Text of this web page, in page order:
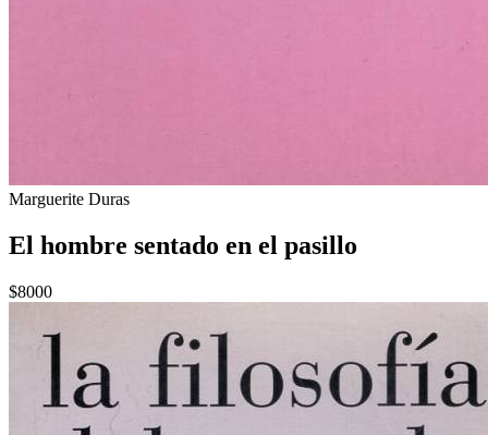
Marguerite Duras
El hombre sentado en el pasillo
$8000